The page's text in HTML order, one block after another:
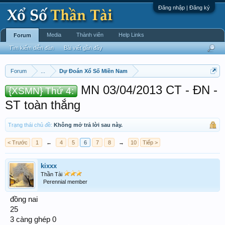
Đăng nhập | Đăng ký
Forum Dự Đoán Xổ Số Miền Nam
{XSMN} Thứ 4:
MN 03/04/2013 CT - ĐN -
ST toàn thắng
Trạng thái chủ đề: Không mở trả lời sau này.
< Trước 1 ← 4 5 6 7 8 → 10 Tiếp >
kixxx
Thần Tài
Perennial member
đồng nai
25
3 càng ghép 0
Forum
Tìm kiếm diễn đàn Bài viết gần đây
Media Thành viên Help Links